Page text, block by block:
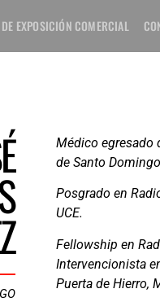
EXPOSICIÓN COMERCIAL
Médico egresado
de Santo
Posgrado en
UCE.
Fellowship en
Intervencionista
Puerta de Hierro,